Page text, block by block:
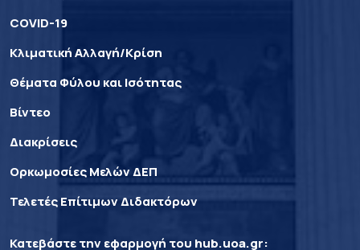
COVID-19
Κλιματική Αλλαγή/Κρίση
Θέματα Φύλου και Ισότητας
Βίντεο
Διακρίσεις
Ορκωμοσίες Μελών ΔΕΠ
Τελετές Επίτιμων Διδακτόρων
Κατεβάστε την εφαρμογή του hub.uoa.gr: